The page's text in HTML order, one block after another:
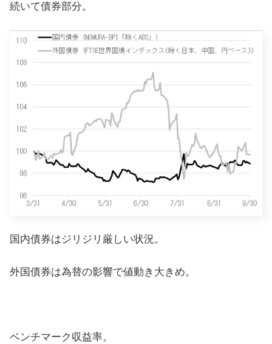
続いて債券部分。
国内債券はジリジリ厳しい状況。
外国債券は為替の影響で値動き大きめ。
ベンチマーク収益率。